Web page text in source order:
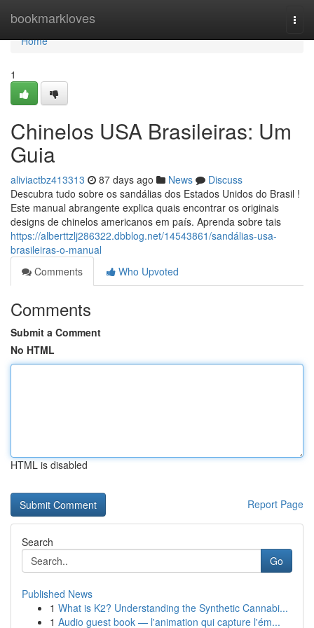
bookmarkloves
Home
Home
1
Chinelos USA Brasileiras: Um
Guia
aliviactbz413313 87 days ago News
Discuss
Descubra tudo sobre os sandálias dos Estados Unidos do Brasil !
Este manual abrangente explica quais encontrar os originais
designs de chinelos americanos em país. Aprenda sobre tais
https://alberttzlj286322.dbblog.net/14543861/sandálias-usa-
brasileiras-o-manual
Comments
Who Upvoted
Comments
Submit a Comment
No HTML
HTML is disabled
Report Page
Search
Go
Published News
1 What is K2? Understanding the Synthetic Cannabi...
1 Audio guest book — l'animation qui capture l'ém...